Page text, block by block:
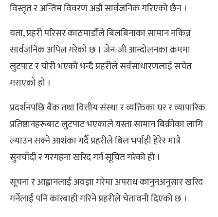
विस्तृत र अन्तिम विवरण अझै सार्वजनिक गरिएको छैन ।
यता, प्रहरी परिसर काठमाडौँले बिलबिनाका सामान नकिन्न
सार्वजनिक अपिल गरेको छ । जेन-जी आन्दोलनका क्रममा
लुटपाट र चोरी भएको भन्दै प्रहरीले सर्वसाधारणलाई सचेत
गराएको हो ।
प्रदर्शनपछि बैंक तथा वित्तीय संस्था र व्यक्तिका घर र व्यापारिक
प्रतिष्ठानहरूबाट लुटपाट भएकाले यस्ता सामान बिक्रीका लागि
ल्याउन सक्ने आशंका गर्दै प्रहरीले बिल भर्पाही हेरेर मात्रै
सुनचाँदी र गरगहना खरिद गर्न सूचित गरेको हो ।
सूचना र आह्वानलाई अवज्ञा गरेमा अपराध कानुनअनुसार खरिद
गर्नेलाई पनि कारबाही गरिने प्रहरीले चेतावनी दिएको छ ।